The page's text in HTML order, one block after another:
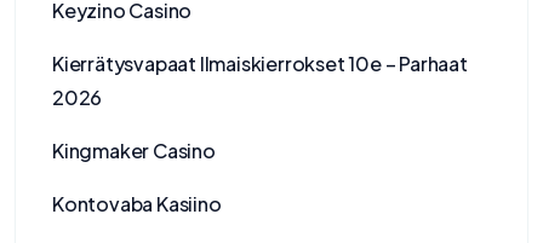
Keyzino Casino
Kierrätysvapaat Ilmaiskierrokset 10e – Parhaat
2026
Kingmaker Casino
Kontovaba Kasiino